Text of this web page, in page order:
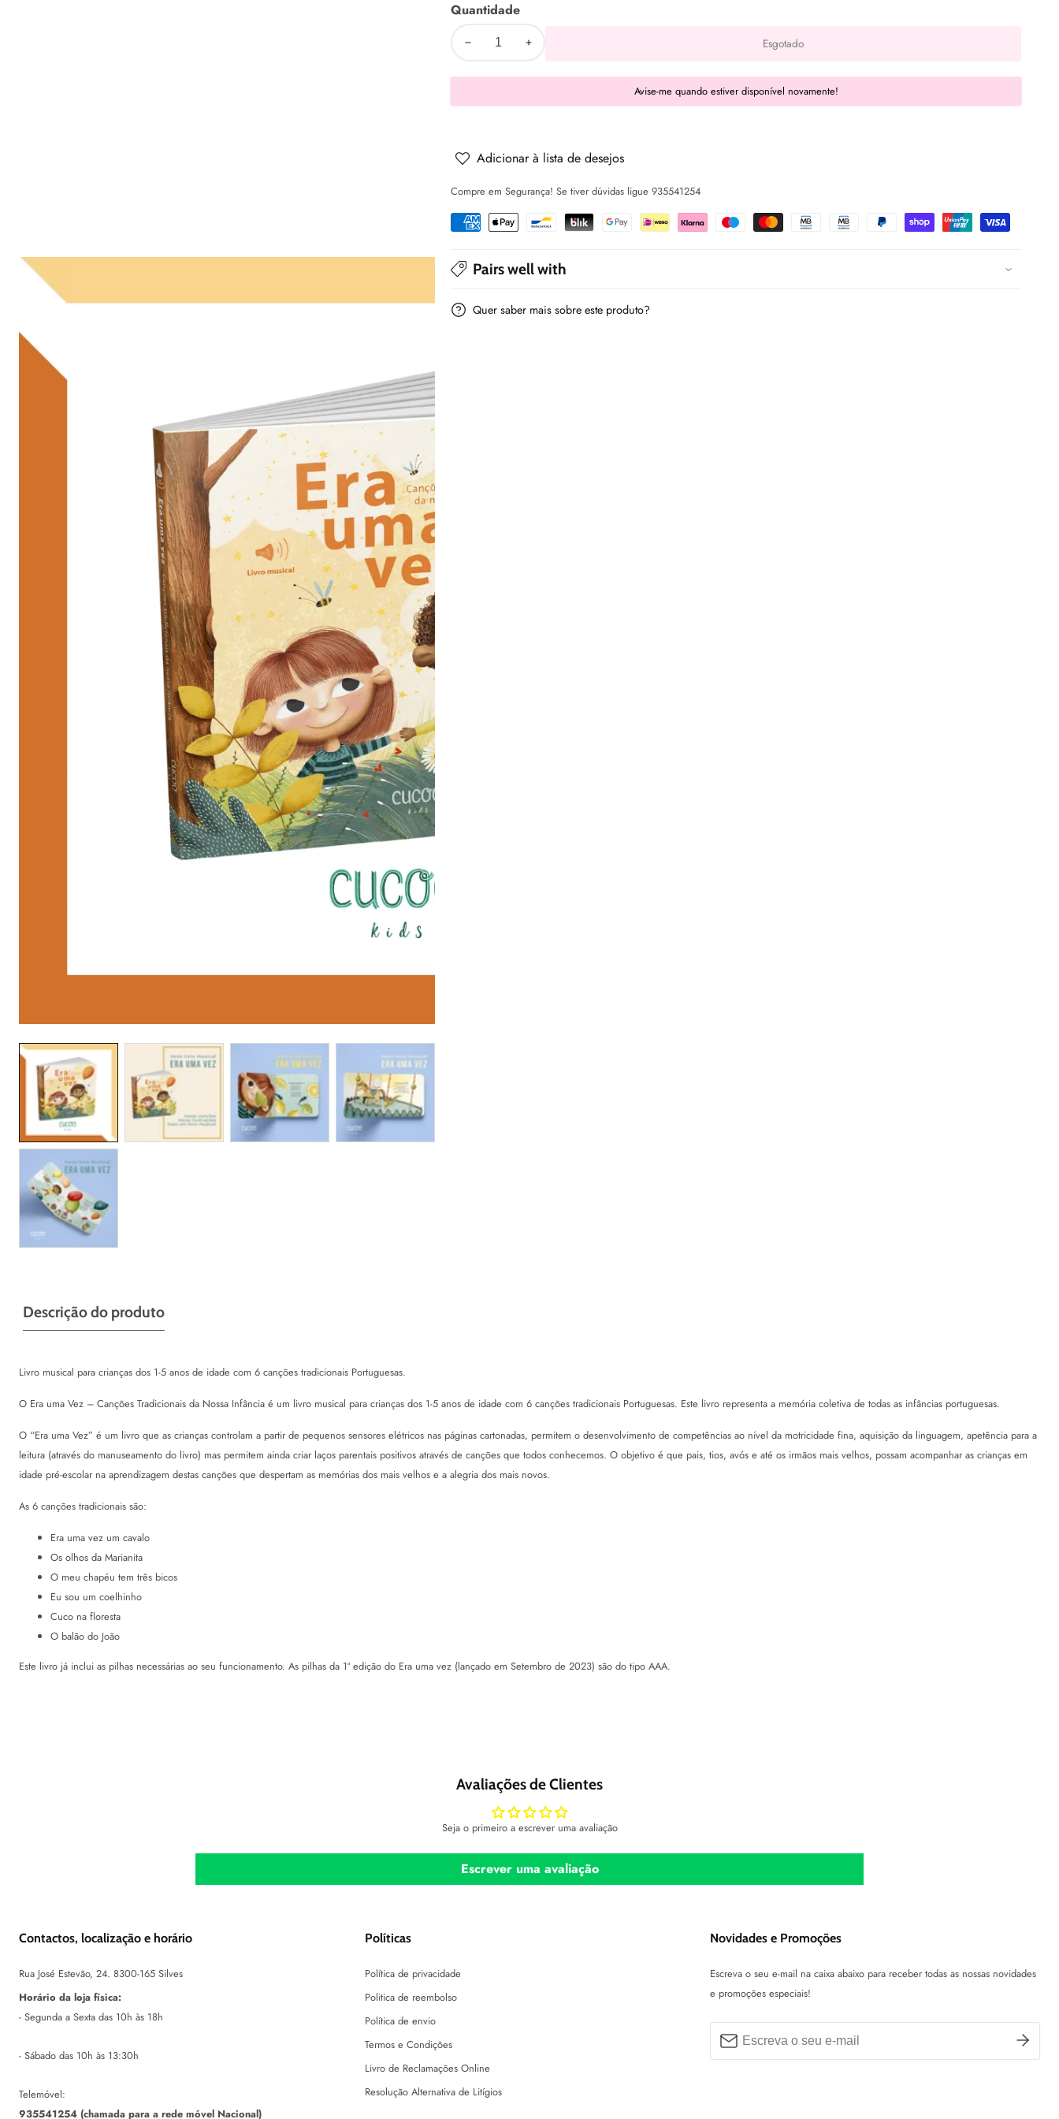
Galeria
Quantidade
Diminuir
Musical
uma
Vez&quot;
-
Kids
Musical
uma
Vez&quot;
Kids
Esgotado
Avise-me quando estiver disponível novamente!
Adicionar à lista de desejos
Compre em Segurança! Se tiver dúvidas ligue 935541254
Pairs well with
Quer saber mais sobre este produto?
Descrição do produto
Livro musical para crianças dos 1-5 anos de idade com 6 canções tradicionais Portuguesas.
O Era uma Vez – Canções Tradicionais da Nossa Infância é um livro musical para crianças dos 1-5 anos de idade com 6 canções tradicionais Portuguesas. Este livro representa a memória coletiva de todas as infâncias portuguesas.
O “Era uma Vez” é um livro que as crianças controlam a partir de pequenos sensores elétricos nas páginas cartonadas, permitem o desenvolvimento de competências ao nível da motricidade fina, aquisição da linguagem, apetência para a
leitura (através do manuseamento do livro) mas permitem ainda criar laços parentais positivos através de canções que todos conhecemos. O objetivo é que pais, tios, avós e até os irmãos mais velhos, possam acompanhar as crianças em
idade pré-escolar na aprendizagem destas canções que despertam as memórias dos mais velhos e a alegria dos mais novos.
As 6 canções tradicionais são:
Era uma vez um cavalo
Os olhos da Marianita
O meu chapéu tem três bicos
Eu sou um coelhinho
Cuco na floresta
O balão do João
Este livro já inclui as pilhas necessárias ao seu funcionamento. As pilhas da 1ª edição do Era uma vez (lançado em Setembro de 2023) são do tipo AAA.
Avaliações de Clientes
Seja o primeiro a escrever uma avaliação
Escrever uma avaliação
Contactos, localização e horário
Rua José Estevão, 24. 8300-165 Silves
Horário da loja física:
- Segunda a Sexta das 10h às 18h
- Sábado das 10h às 13:30h
Telemóvel:
935541254 (chamada para a rede móvel Nacional)
Políticas
Política de privacidade
Politica de reembolso
Política de envio
Termos e Condições
Livro de Reclamações Online
Resolução Alternativa de Litígios
Novidades e Promoções
Escreva o seu e-mail na caixa abaixo para receber todas as nossas novidades
e promoções especiais!